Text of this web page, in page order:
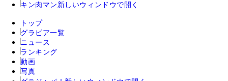
キン肉マン 新しいウィンドウで開く
トップ
グラビア一覧
ニュース
ランキング
動画
写真